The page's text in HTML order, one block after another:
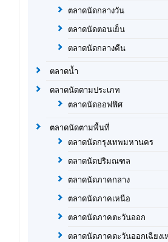
ตลาดนัดกลางวัน
ตลาดนัดตอนเย็น
ตลาดนัดกลางคืน
ตลาดน้ำ
ตลาดนัดตามประเภท
ตลาดนัดออฟฟิศ
ตลาดนัดตามพื้นที่
ตลาดนัดกรุงเทพมหานคร
ตลาดนัดปริมณฑล
ตลาดนัดภาคกลาง
ตลาดนัดภาคเหนือ
ตลาดนัดภาคตะวันออก
ตลาดนัดภาคตะวันออกเฉียงเ